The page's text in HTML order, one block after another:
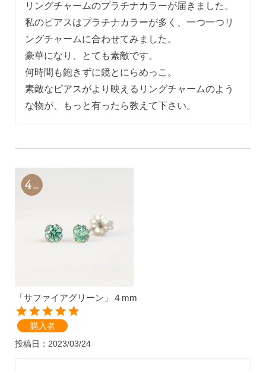
・Amazon Pay
・クレジットカード
・銀行振込
・コンビニ後払
・代金引換
・宅配便
AM10:00までの
即日発送
リングチャームのプラチナカラーが届きました。
私のピアスはプラチナカラーが多く、一つ一つリ
ングチャームに合わせてみました。
豪華になり、とても素敵です。
何時間も飽きずに鏡とにらめっこ。
素敵なピアスがより映えるリングチャームのよう
「サファイアグリーン」４mm
購入者
投稿日
2023/03/24